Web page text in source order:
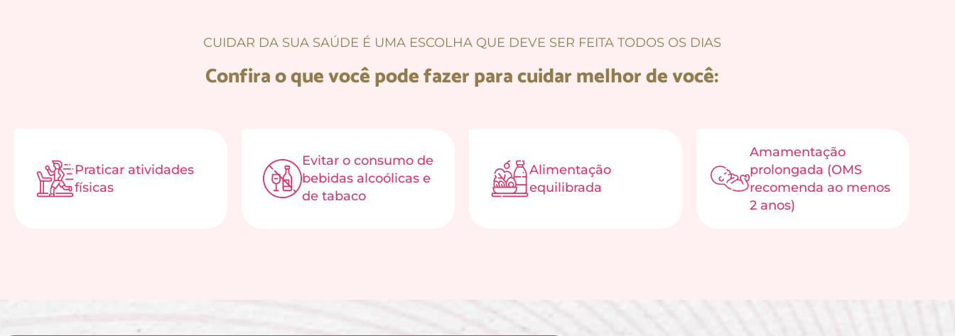
CUIDAR DA SUA SAÚDE É UMA ESCOLHA QUE DEVE SER FEITA TODOS OS DIAS
Confira o que você pode fazer para cuidar melhor de você:
Praticar atividades
físicas
Evitar o consumo de
bebidas alcoólicas e
de tabaco
Alimentação
equilibrada
Amamentação
prolongada (OMS
recomenda ao menos
2 anos)